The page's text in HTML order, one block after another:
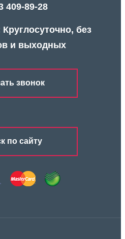
409-89-28
без
и выходных
звонок
по сайту